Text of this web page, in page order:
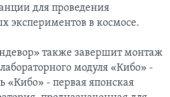
для проведения
экспериментов в космосе.
также завершит монтаж
модуля «Кибо» -
«Кибо» - первая японская